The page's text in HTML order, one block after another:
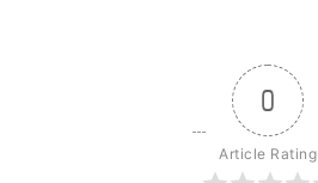
0
Article Rating